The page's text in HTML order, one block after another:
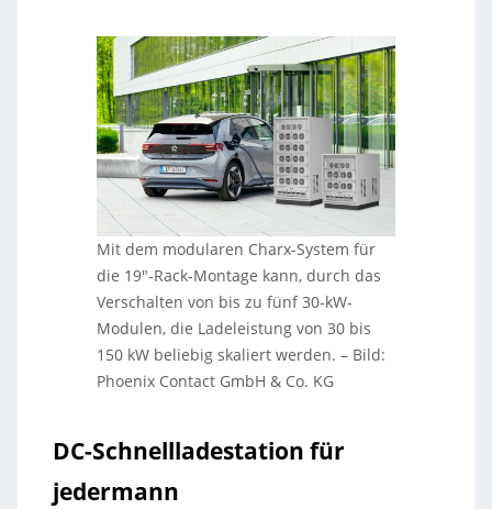
Mit dem modularen Charx-System für
die 19″-Rack-Montage kann, durch das
Verschalten von bis zu fünf 30-kW-
Modulen, die Ladeleistung von 30 bis
150 kW beliebig skaliert werden. – Bild:
Phoenix Contact GmbH & Co. KG
DC-Schnellladestation für
jedermann